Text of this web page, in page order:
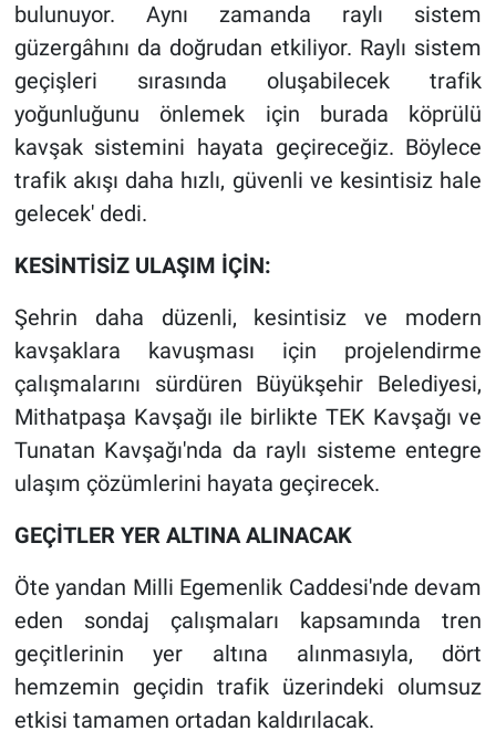
bulunuyor. Aynı zamanda raylı sistem
güzergâhını da doğrudan etkiliyor. Raylı sistem
geçişleri sırasında oluşabilecek trafik
yoğunluğunu önlemek için burada köprülü
kavşak sistemini hayata geçireceğiz. Böylece
trafik akışı daha hızlı, güvenli ve kesintisiz hale
gelecek' dedi.
KESİNTİSİZ ULAŞIM İÇİN:
Şehrin daha düzenli, kesintisiz ve modern
kavşaklara kavuşması için projelendirme
çalışmalarını sürdüren Büyükşehir Belediyesi,
Mithatpaşa Kavşağı ile birlikte TEK Kavşağı ve
Tunatan Kavşağı'nda da raylı sisteme entegre
ulaşım çözümlerini hayata geçirecek.
GEÇİTLER YER ALTINA ALINACAK
Öte yandan Milli Egemenlik Caddesi'nde devam
eden sondaj çalışmaları kapsamında tren
geçitlerinin yer altına alınmasıyla, dört
hemzemin geçidin trafik üzerindeki olumsuz
etkisi tamamen ortadan kaldırılacak.